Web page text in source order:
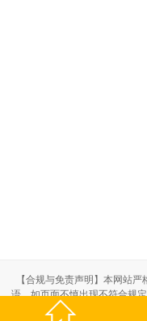

【合规与免责声明】本网站
语。如页面不慎出现不符合规
仅供